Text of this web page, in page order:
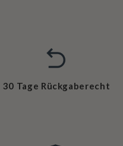
30 Tage Rückgaberecht